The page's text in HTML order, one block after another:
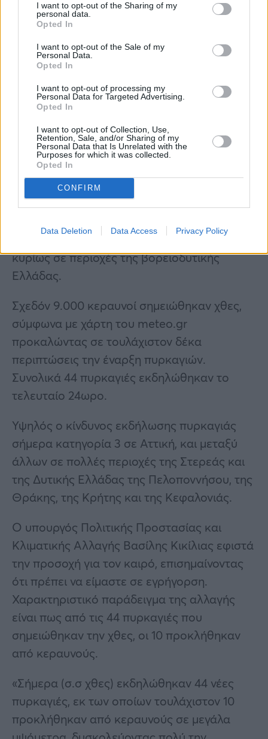
I want to opt-out of the Sharing of my
personal data.
Opted In
I want to opt-out of the Sale of my
Personal Data.
Opted In
I want to opt-out of processing my
Personal Data for Targeted Advertising.
Opted In
I want to opt-out of Collection, Use,
Retention, Sale, and/or Sharing of my
Personal Data that Is Unrelated with the
Purposes for which it was collected.
Opted In
CONFIRM
Data Deletion Data Access Privacy Policy
Σύμφωνα με τους μετεωρολόγους και την
δραστηριότητα θα διαρκέσει επί διήμερο,
κυρίως σε περιοχές της βορειοδυτικής
Ελλάδας.
Σχεδόν 9.000 κεραυνοί σημειώθηκαν χθες,
σύμφωνα με χάρτη του meteo.gr
προκαλώντας σε τουλάχιστον δέκα
περιπτώσεις την έναρξη πυρκαγιών.
Συνολικά 44 πυρκαγιές εκδηλώθηκαν το
τελευταίο 24ωρο.
Υψηλός ο κίνδυνος εκδήλωσης πυρκαγιάς
σήμερα κατηγορία 3 σε Αττική, και μεταξύ
άλλων σε πολλές περιοχές της Στερεάς και
της Δυτικής Ελλάδας της Πελοποννήσου, της
Θράκης, της Κρήτης και της Κεφαλονιάς.
Ο υπουργός Πολιτικής Προστασίας και
Κλιματικής Αλλαγής Βασίλης Κικίλιας εφιστά
την προσοχή για τον καιρό, επισημαίνοντας
ότι πρέπει να είμαστε σε εγρήγορση.
Χαρακτηριστικό παράδειγμα της αλλαγής
είναι πως από τις 44 πυρκαγιές που
σημειώθηκαν την χθες, οι 10 προκλήθηκαν
από κεραυνούς.
«Σήμερα (σ.σ χθες) εκδηλώθηκαν 44 νέες
πυρκαγιές, εκ των οποίων τουλάχιστον 10
προκλήθηκαν από κεραυνούς σε μεγάλα